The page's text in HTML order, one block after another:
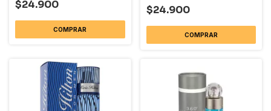
$24.900
COMPRAR
$24.900
COMPRAR